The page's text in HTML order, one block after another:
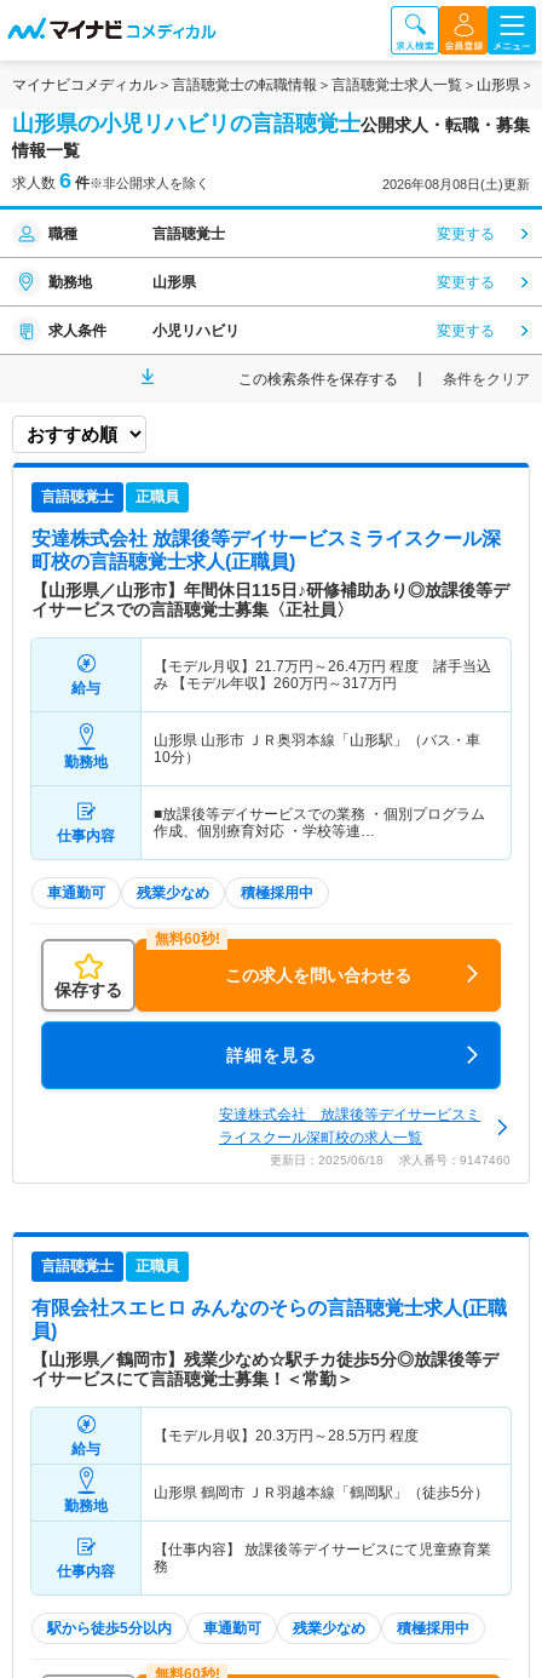
マイナビコメディカル 言語聴覚士の転職情報 言語聴覚士求人一覧 山形県
山形県の小児リハビリの言語聴覚士公開求人・転職・募集
情報一覧
求人数 6 件※非公開求人を除く 2026年08月08日(土)更新
職種 言語聴覚士 変更する
勤務地 山形県 変更する
求人条件 小児リハビリ 変更する
この検索条件を保存する 条件をクリア
言語聴覚士 正職員
安達株式会社 放課後等デイサービスミライスクール深
町校の言語聴覚士求人(正職員)
【山形県／山形市】年間休日115日♪研修補助あり◎放課後等デ
イサービスでの言語聴覚士募集〈正社員〉
給与
【モデル月収】 21.7万円～26.4万円 程度 諸手当込
み 【モデル年収】 260万円～317万円
勤務地
山形県 山形市 ＪＲ奥羽本線「山形駅」（バス・車
10分）
仕事内容
■放課後等デイサービスでの業務 ・個別プログラム
作成、個別療育対応 ・学校等連…
車通勤可 残業少なめ 積極採用中
保存する
この求人を問い合わせる
詳細を見る
安達株式会社 放課後等デイサービスミ
ライスクール深町校の求人一覧
更新日：2025/06/18 求人番号：9147460
言語聴覚士 正職員
有限会社スエヒロ みんなのそらの言語聴覚士求人(正職
員)
【山形県／鶴岡市】残業少なめ☆駅チカ徒歩5分◎放課後等デ
イサービスにて言語聴覚士募集！＜常勤＞
給与
【モデル月収】 20.3万円～28.5万円 程度
勤務地
山形県 鶴岡市 ＪＲ羽越本線「鶴岡駅」（徒歩5分）
仕事内容
【仕事内容】 放課後等デイサービスにて児童療育業
務
駅から徒歩5分以内 車通勤可 残業少なめ 積極採用中